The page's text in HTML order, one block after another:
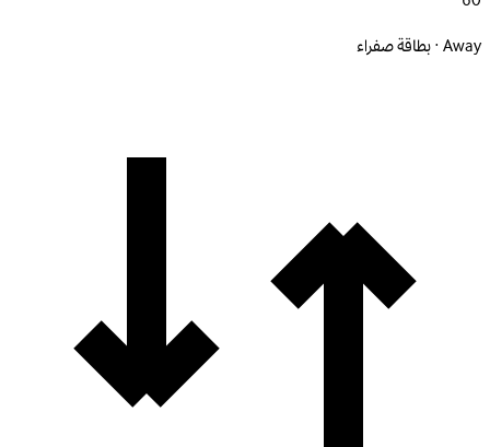
Away · بطاقة صفراء